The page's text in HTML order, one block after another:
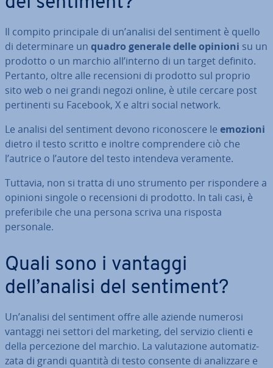
Il compito prin­ci­pa­le di un’analisi del sentiment è quello
di de­ter­mi­na­re un quadro generale delle opinioni su un
prodotto o un marchio all’interno di un target definito.
Pertanto, oltre alle re­cen­sio­ni di prodotto sul proprio
sito web o nei grandi negozi online, è utile cercare post
per­ti­nen­ti su Facebook, X e altri social network.
Le analisi del sentiment devono ri­co­no­sce­re le emozioni
dietro il testo scritto e inoltre com­pren­de­re ciò che
l’autrice o l’autore del testo intendeva veramente.
Tuttavia, non si tratta di uno strumento per ri­spon­de­re a
opinioni singole o re­cen­sio­ni di prodotto. In tali casi, è
pre­fe­ri­bi­le che una persona scriva una risposta
personale.
Quali sono i vantaggi
dell’analisi del sentiment?
Un’analisi del sentiment offre alle aziende numerosi
vantaggi nei settori del marketing, del servizio clienti e
della per­ce­zio­ne del marchio. La va­lu­ta­zio­ne au­to­ma­tiz­
za­ta di grandi quantità di testo consente di ana­liz­za­re e